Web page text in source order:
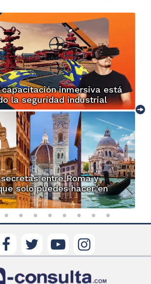
inmersiva está
la seguridad industrial
entre Roma y
solo puedes hacer en